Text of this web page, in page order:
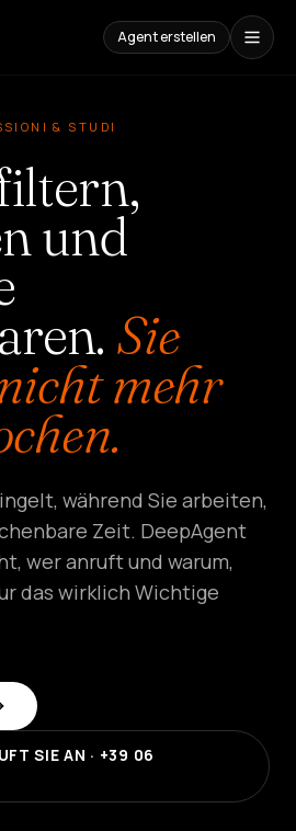
Agent erstellen
& STUDI
und
Sie
mehr
während Sie arbeiten,
Zeit. DeepAgent
wer anruft und warum,
das wirklich Wichtige
SIE AN · +39 06